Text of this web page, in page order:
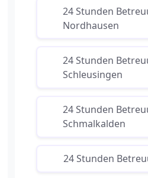
24 Stunden
Nordhausen
24 Stunden
Schleusingen
24 Stunden
Schmalkalden
24 Stunden